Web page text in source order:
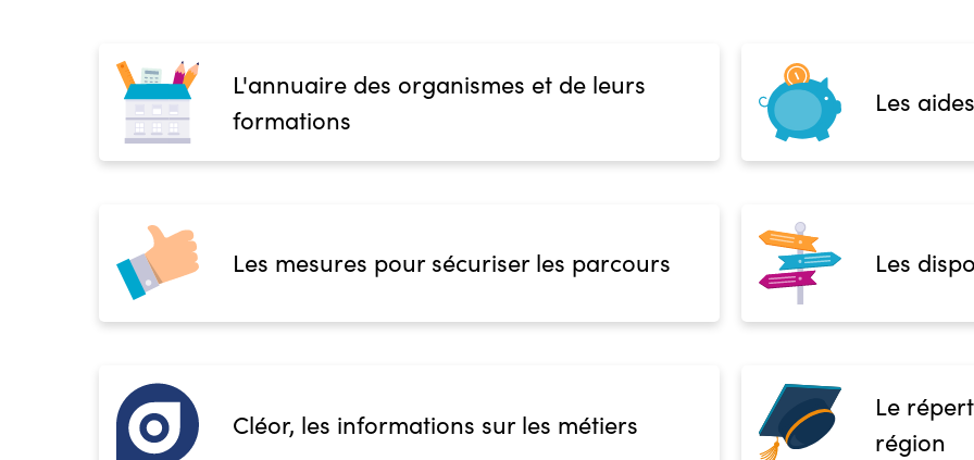
L'annuaire des organismes et de leurs
formations
Les
Les mesures pour sécuriser les parcours Les
Cléor, les informations sur les métiers
Le
région